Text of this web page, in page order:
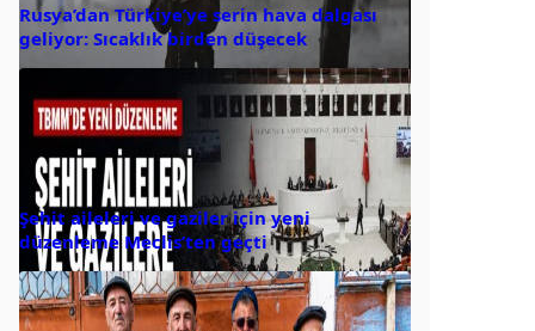
Rusya’dan Türkiye’ye serin hava dalgası
geliyor: Sıcaklık birden düşecek
Şehit aileleri ve gaziler için yeni
düzenleme Meclis’ten geçti